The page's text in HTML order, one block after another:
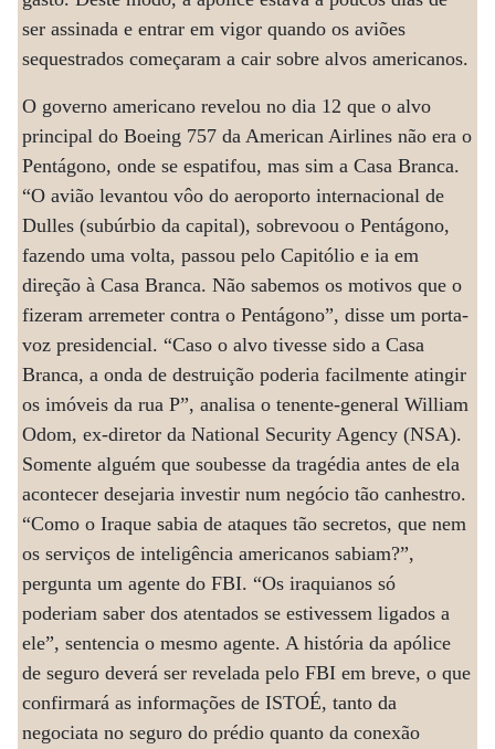
ser assinada e entrar em vigor quando os aviões
sequestrados começaram a cair sobre alvos americanos.
O governo americano revelou no dia 12 que o alvo
principal do Boeing 757 da American Airlines não era o
Pentágono, onde se espatifou, mas sim a Casa Branca.
“O avião levantou vôo do aeroporto internacional de
Dulles (subúrbio da capital), sobrevoou o Pentágono,
fazendo uma volta, passou pelo Capitólio e ia em
direção à Casa Branca. Não sabemos os motivos que o
fizeram arremeter contra o Pentágono”, disse um porta-
voz presidencial. “Caso o alvo tivesse sido a Casa
Branca, a onda de destruição poderia facilmente atingir
os imóveis da rua P”, analisa o tenente-general William
Odom, ex-diretor da National Security Agency (NSA).
Somente alguém que soubesse da tragédia antes de ela
acontecer desejaria investir num negócio tão canhestro.
“Como o Iraque sabia de ataques tão secretos, que nem
os serviços de inteligência americanos sabiam?”,
pergunta um agente do FBI. “Os iraquianos só
poderiam saber dos atentados se estivessem ligados a
ele”, sentencia o mesmo agente. A história da apólice
de seguro deverá ser revelada pelo FBI em breve, o que
confirmará as informações de ISTOÉ, tanto da
negociata no seguro do prédio quanto da conexão